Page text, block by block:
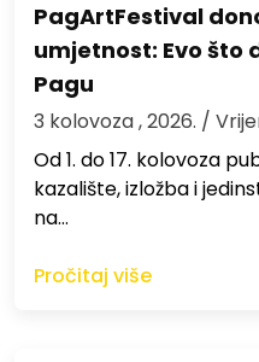
PagArtFestival
umjetnost: Evo što
Pagu
3 kolovoza , 2026. /
Od 1. do 17. kolovoza
kazalište, izložba i
na…
Pročitaj više